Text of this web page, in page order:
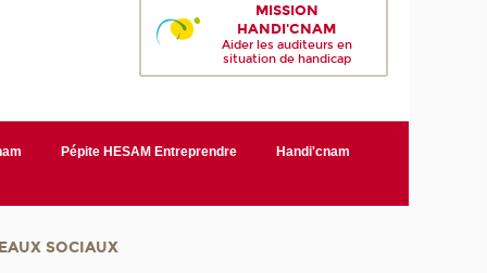
MISSION
HANDI'CNAM
Aider les auditeurs en
situation de handicap
Pépite HESAM Entreprendre Handi'cnam
SOCIAUX